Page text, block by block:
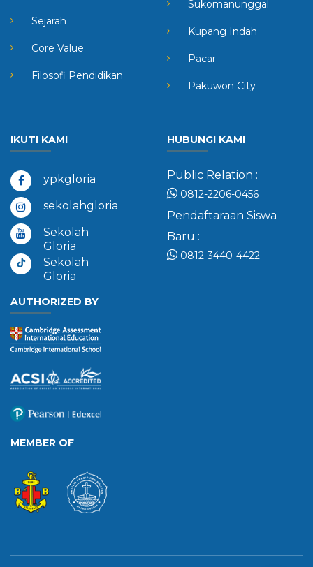
Sejarah
Core Value
Filosofi Pendidikan
Sukomanunggal
Kupang Indah
Pacar
Pakuwon City
IKUTI KAMI
ypkgloria
sekolahgloria
Sekolah
Gloria
Sekolah
Gloria
HUBUNGI KAMI
Public Relation :
0812-2206-0456
Pendaftaraan Siswa
Baru :
0812-3440-4422
AUTHORIZED BY
MEMBER OF